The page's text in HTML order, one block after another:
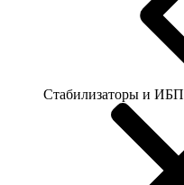
Стабилизаторы и ИБП